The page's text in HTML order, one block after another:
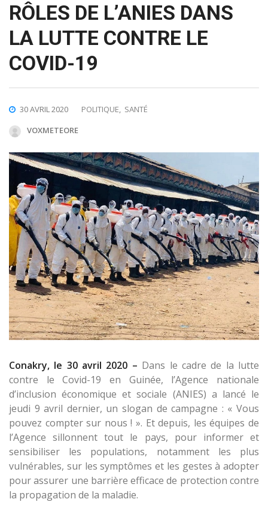
RÔLES DE L’ANIES DANS
LA LUTTE CONTRE LE
COVID-19
30 AVRIL 2020 POLITIQUE, SANTÉ
VOXMETEORE
Conakry, le 30 avril 2020 – Dans le cadre de la lutte
contre le Covid-19 en Guinée, l’Agence nationale
d’inclusion économique et sociale (ANIES) a lancé le
jeudi 9 avril dernier, un slogan de campagne : « Vous
pouvez compter sur nous ! ». Et depuis, les équipes de
l’Agence sillonnent tout le pays, pour informer et
sensibiliser les populations, notamment les plus
vulnérables, sur les symptômes et les gestes à adopter
pour assurer une barrière efficace de protection contre
la propagation de la maladie.